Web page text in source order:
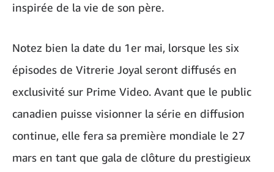
inspirée de la vie de son père.
Notez bien la date du 1er mai, lorsque les six
épisodes de Vitrerie Joyal seront diffusés en
exclusivité sur Prime Video. Avant que le public
canadien puisse visionner la série en diffusion
continue, elle fera sa première mondiale le 27
mars en tant que gala de clôture du prestigieux